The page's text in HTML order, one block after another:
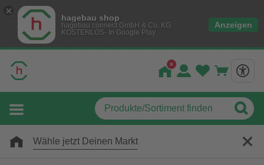
hagebau shop
hagebau connect GmbH & Co. KG
KOSTENLOS- In Google Play
Anzeigen
Wähle jetzt Deinen Markt